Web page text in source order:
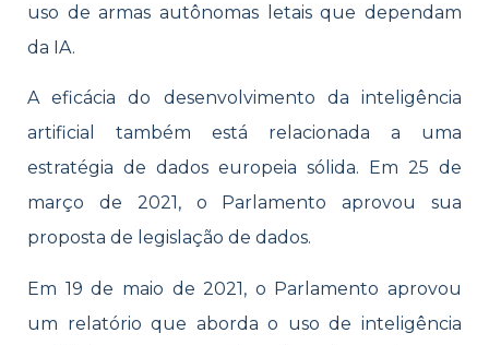
uso de armas autônomas letais que dependam
da IA.
A eficácia do desenvolvimento da inteligência
artificial também está relacionada a uma
estratégia de dados europeia sólida. Em 25 de
março de 2021, o Parlamento aprovou sua
proposta de legislação de dados.
Em 19 de maio de 2021, o Parlamento aprovou
um relatório que aborda o uso de inteligência